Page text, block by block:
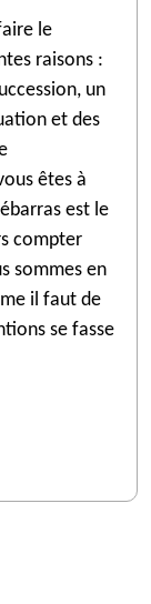
le
raisons :
un
et des
êtes à
est le
compter
sommes en
il faut de
se fasse